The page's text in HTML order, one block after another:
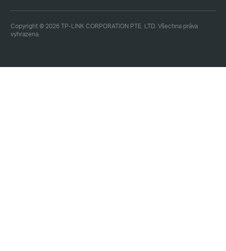
Copyright © 2026 TP-LINK CORPORATION PTE. LTD. Všechna práva
vyhrazena.